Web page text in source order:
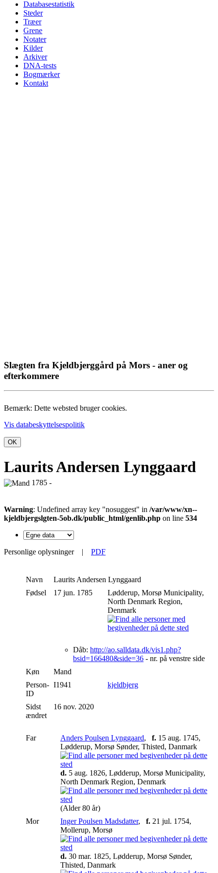
Databasestatistik
Steder
Træer
Grene
Notater
Kilder
Arkiver
DNA-tests
Bogmærker
Kontakt
Slægten fra Kjeldbjerggård på Mors - aner og
efterkommere
Bemærk: Dette websted bruger cookies.
Vis databeskyttelsespolitik
OK
Laurits Andersen Lynggaard
1785 -
Warning: Undefined array key "nosuggest" in /var/www/xn--
kjeldbjergslgten-5ob.dk/public_html/genlib.php on line 534
Personlige oplysninger| PDF
Navn Laurits Andersen Lynggaard
Fødsel
17 jun. 1785
Lødderup, Morsø Municipality,
North Denmark Region,
Denmark
Dåb: http://ao.salldata.dk/vis1.php?
bsid=166480&side=36 - nr. på venstre side
Køn
Mand
Person-
ID
I1941 kjeldbjerg
Sidst
ændret
16 nov. 2020
Far Anders Poulsen Lynggaard, f. 15 aug. 1745,
Lødderup, Morsø Sønder, Thisted, Danmark
d. 5 aug. 1826, Lødderup, Morsø Municipality,
North Denmark Region, Denmark
(Alder 80 år)
Mor
Inger Poulsen Madsdatter, f. 21 jul. 1754,
Mollerup, Morsø
d. 30 mar. 1825, Lødderup, Morsø Sønder,
Thisted, Danmark